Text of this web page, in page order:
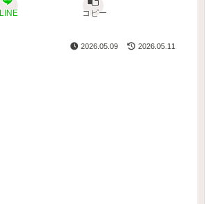
LINE コピー
2026.05.09 2026.05.11